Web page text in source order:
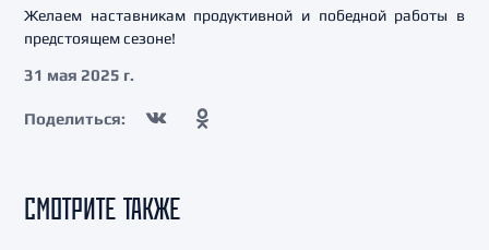
Желаем наставникам продуктивной и победной работы в
предстоящем сезоне!
31 мая 2025 г.
Поделиться:
СМОТРИТЕ ТАКЖЕ